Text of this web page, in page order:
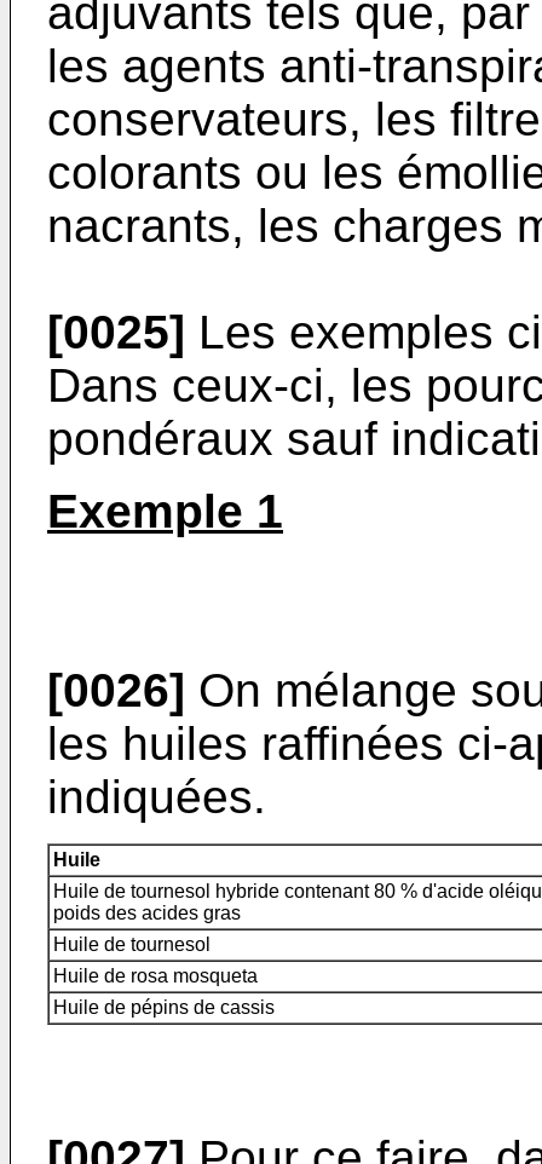
adjuvants tels que,
les agents anti-
conservateurs, les
colorants ou les
nacrants, les charges
[0025] Les exemples
Dans ceux-ci, les
pondéraux sauf
Exemple 1
[0026] On mélange
les huiles raffinées ci-
indiquées.
Huile
Huile de tournesol hybride contenant 80 % d'acide
poids des acides gras
Huile de tournesol
Huile de rosa mosqueta
Huile de pépins de cassis